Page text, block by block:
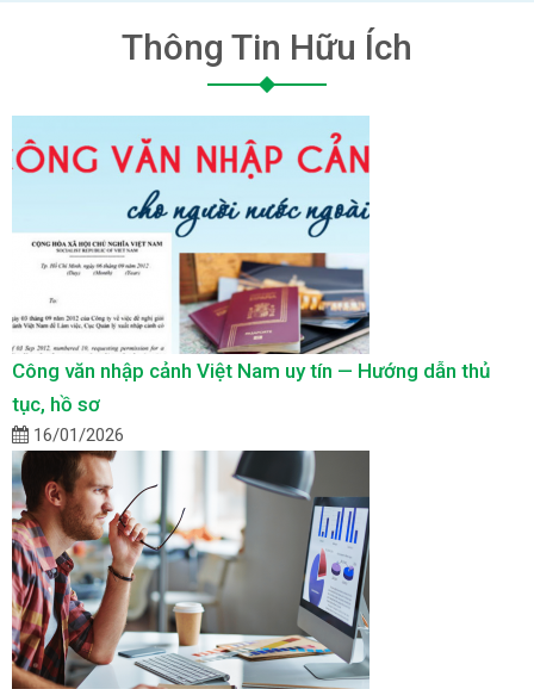
Thông Tin Hữu Ích
Công văn nhập cảnh Việt Nam uy tín — Hướng dẫn thủ
tục, hồ sơ
16/01/2026